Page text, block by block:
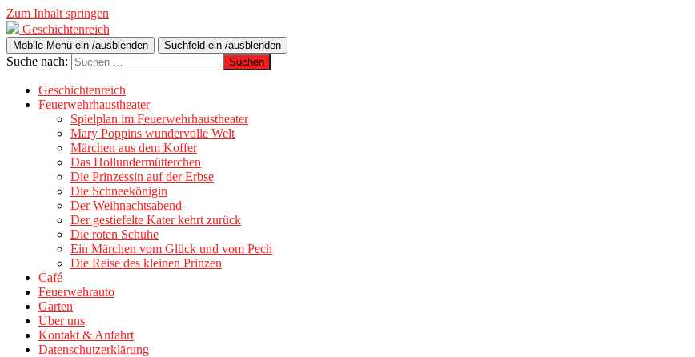
Zum Inhalt springen
Geschichtenreich
Mobile-Menü ein-/ausblenden Suchfeld ein-/ausblenden
Suche nach:
Geschichtenreich
Feuerwehrhaustheater
Spielplan im Feuerwehrhaustheater
Mary Poppins wundervolle Welt
Märchen aus dem Koffer
Das Hollundermütterchen
Die Prinzessin auf der Erbse
Die Schneekönigin
Der Weihnachtsabend
Der gestiefelte Kater kehrt zurück
Die roten Schuhe
Ein Märchen vom Glück und vom Pech
Die Reise des kleinen Prinzen
Café
Feuerwehrauto
Garten
Über uns
Kontakt & Anfahrt
Datenschutzerklärung